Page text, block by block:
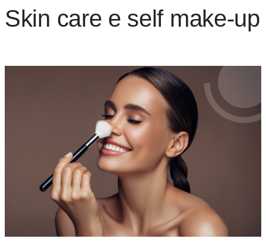
Skin care e self make-up